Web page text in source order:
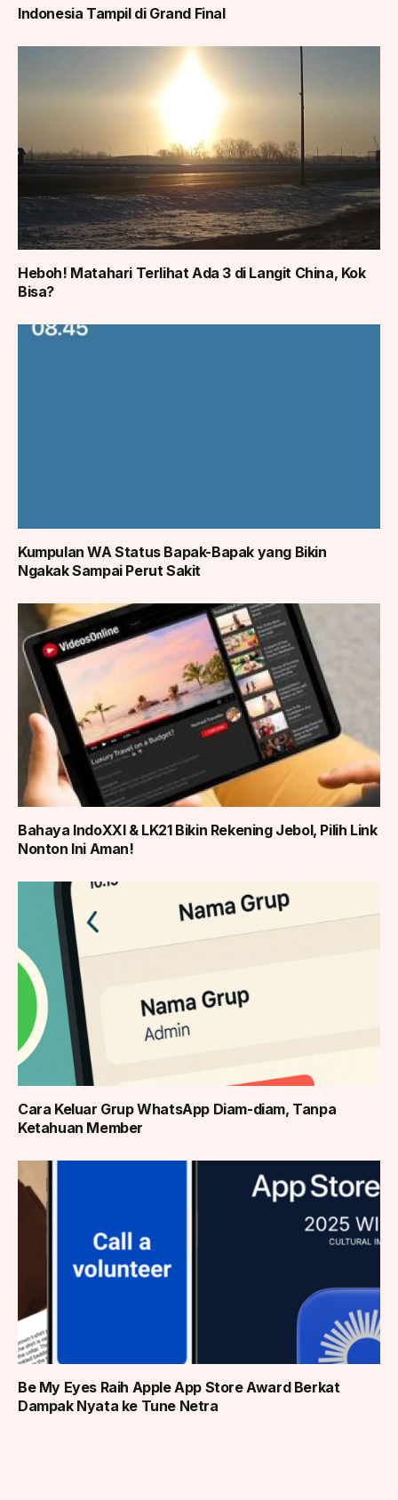
Indonesia Tampil di Grand Final
Heboh! Matahari Terlihat Ada 3 di Langit China, Kok
Bisa?
Kumpulan WA Status Bapak-Bapak yang Bikin
Ngakak Sampai Perut Sakit
Bahaya IndoXXI & LK21 Bikin Rekening Jebol, Pilih Link
Nonton Ini Aman!
Cara Keluar Grup WhatsApp Diam-diam, Tanpa
Ketahuan Member
Be My Eyes Raih Apple App Store Award Berkat
Dampak Nyata ke Tune Netra